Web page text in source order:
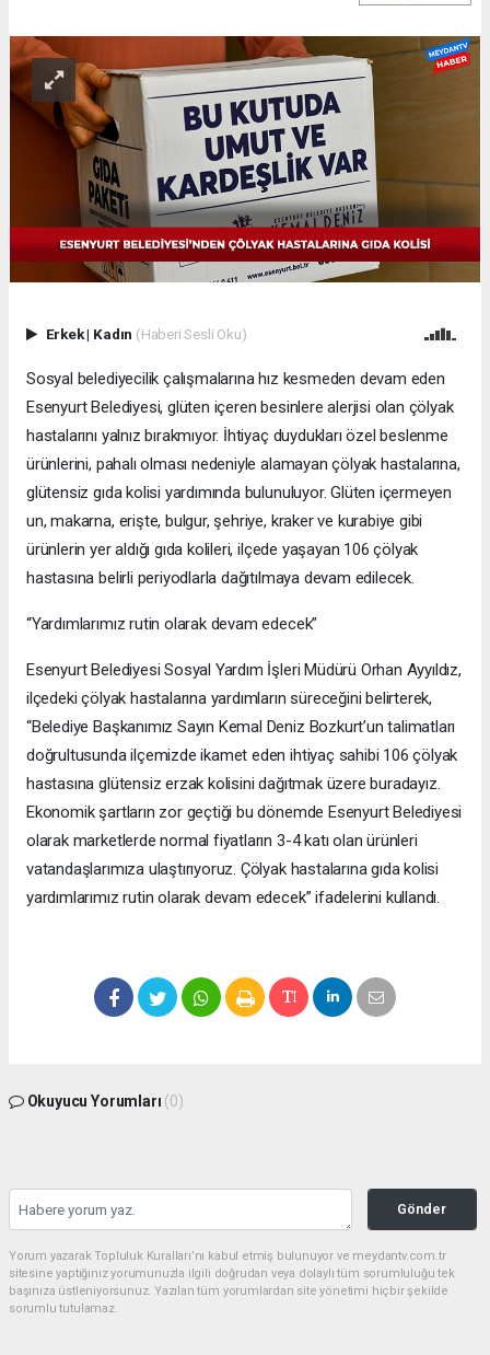
Erkek| Kadın (Haberi Sesli Oku)
Sosyal belediyecilik çalışmalarına hız kesmeden devam eden
Esenyurt Belediyesi, glüten içeren besinlere alerjisi olan çölyak
hastalarını yalnız bırakmıyor. İhtiyaç duydukları özel beslenme
ürünlerini, pahalı olması nedeniyle alamayan çölyak hastalarına,
glütensiz gıda kolisi yardımında bulunuluyor. Glüten içermeyen
un, makarna, erişte, bulgur, şehriye, kraker ve kurabiye gibi
ürünlerin yer aldığı gıda kolileri, ilçede yaşayan 106 çölyak
hastasına belirli periyodlarla dağıtılmaya devam edilecek.
“Yardımlarımız rutin olarak devam edecek”
Esenyurt Belediyesi Sosyal Yardım İşleri Müdürü Orhan Ayyıldız,
ilçedeki çölyak hastalarına yardımların süreceğini belirterek,
“Belediye Başkanımız Sayın Kemal Deniz Bozkurt’un talimatları
doğrultusunda ilçemizde ikamet eden ihtiyaç sahibi 106 çölyak
hastasına glütensiz erzak kolisini dağıtmak üzere buradayız.
Ekonomik şartların zor geçtiği bu dönemde Esenyurt Belediyesi
olarak marketlerde normal fiyatların 3-4 katı olan ürünleri
vatandaşlarımıza ulaştırıyoruz. Çölyak hastalarına gıda kolisi
yardımlarımız rutin olarak devam edecek” ifadelerini kullandı.
Okuyucu Yorumları (0)
Gönder
Yorum yazarak Topluluk Kuralları’nı kabul etmiş bulunuyor ve meydantv.com.tr
sitesine yaptığınız yorumunuzla ilgili doğrudan veya dolaylı tüm sorumluluğu tek
başınıza üstleniyorsunuz. Yazılan tüm yorumlardan site yönetimi hiçbir şekilde
sorumlu tutulamaz.